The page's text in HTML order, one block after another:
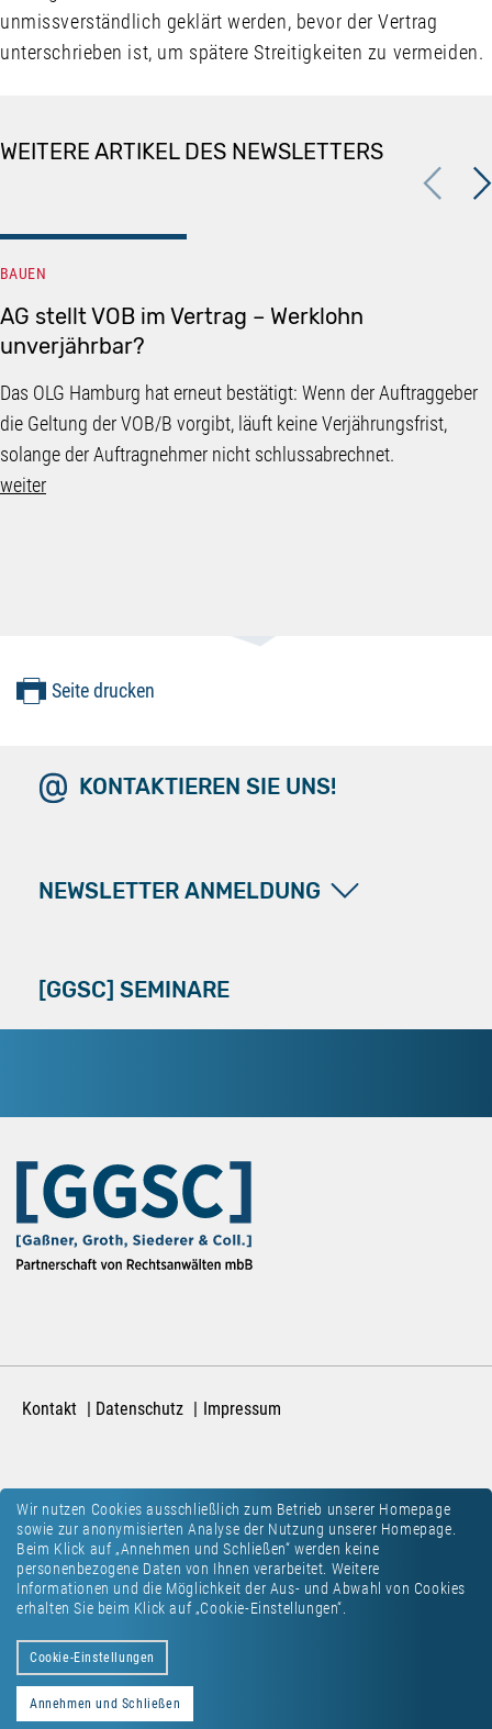
Wir nutzen Cookies ausschließlich zum Betrieb unserer Homepage
sowie zur anonymisierten Analyse der Nutzung unserer Homepage.
Beim Klick auf „Annehmen und Schließen“ werden keine
personenbezogene Daten von Ihnen verarbeitet. Weitere
Informationen und die Möglichkeit der Aus- und Abwahl von Cookies
erhalten Sie beim Klick auf „Cookie-Einstellungen“.
Cookie-Einstellungen
Annehmen und Schließen
unmissverständlich geklärt werden, bevor der Vertrag
unterschrieben ist, um spätere Streitigkeiten zu vermeiden.
WEITERE ARTIKEL DES NEWSLETTERS
Previous
BAUEN
AG stellt VOB im Vertrag – Werklohn
unverjährbar?
Das OLG Hamburg hat erneut bestätigt: Wenn der Auftraggeber
die Geltung der VOB/B vorgibt, läuft keine Verjährungsfrist,
solange der Auftragnehmer nicht schlussabrechnet.
weiter
Seite drucken
KONTAKTIEREN SIE UNS!
NEWSLETTER ANMELDUNG
[GGSC] SEMINARE
Kontakt Datenschutz Impressum